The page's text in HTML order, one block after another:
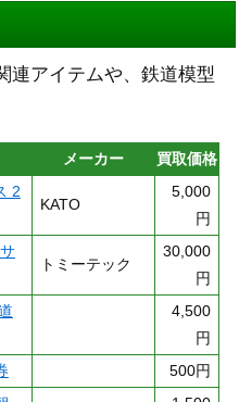
連アイテムや、鉄道模型
メーカー
買取価格
2
KATO
5,000
円
トミーテック
30,000
円
4,500
円
500円